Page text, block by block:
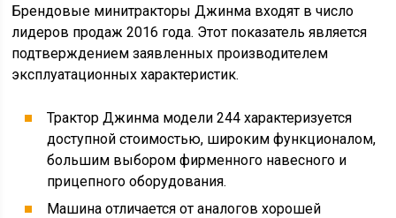
Брендовые минитракторы Джинма входят в число
лидеров продаж 2016 года. Этот показатель является
подтверждением заявленных производителем
эксплуатационных характеристик.
Трактор Джинма модели 244 характеризуется
доступной стоимостью, широким функционалом,
большим выбором фирменного навесного и
прицепного оборудования.
Машина отличается от аналогов хорошей